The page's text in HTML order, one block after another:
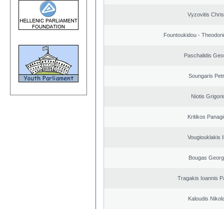
Vyzovitis
Fountoukidou -
Paschalidis
Soungaris
Niotis
Kritikos
Vougiouklakis
Bougas
Tragakis Ioannis
Kaloudis